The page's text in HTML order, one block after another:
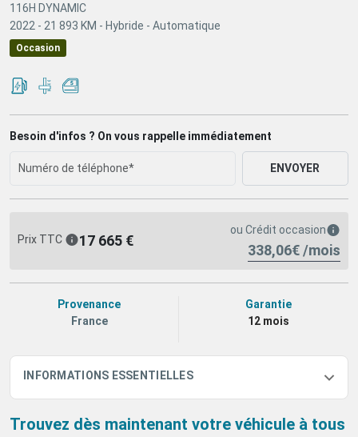
116H DYNAMIC
2022 - 21 893 KM - Hybride - Automatique
Occasion
Besoin d'infos ? On vous rappelle immédiatement
ENVOYER
Prix TTC 17 665 €
ou Crédit occasion
338,06€ /mois
Provenance
France
Garantie
12 mois
INFORMATIONS ESSENTIELLES
Trouvez dès maintenant votre véhicule à tous